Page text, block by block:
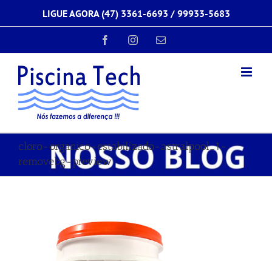
o
LIGUE AGORA (47) 3361-6693 / 99933-5683
FacebookInstagram
E-
cloro-organico-estabilizado-astralpool_1-
removebg-preview